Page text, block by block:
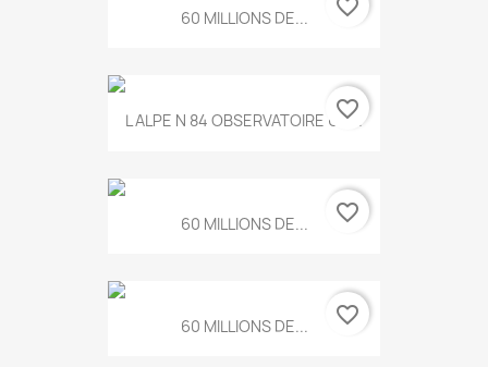
60 MILLIONS DE... favorite_border
L ALPE N 84 OBSERVATOIRE UN...
favorite_border
60 MILLIONS DE... favorite_border
60 MILLIONS DE... favorite_border